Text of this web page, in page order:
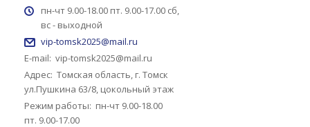
пн-чт 9.00-18.00 пт. 9.00-17.00 сб,
вс - выходной
vip-tomsk2025@mail.ru
E-mail: vip-tomsk2025@mail.ru
Адрес: Томская область, г. Томск
ул.Пушкина 63/8, цокольный этаж
Режим работы: пн-чт 9.00-18.00
пт. 9.00-17.00